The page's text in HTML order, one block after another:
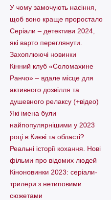
У чому замочують насіння,
щоб воно краще проростало
Серіали – детективи 2024,
які варто пеpеглянути.
Захоплюючі новинки
Кінний клуб «Соломахине
Ранчо» – вдале місце для
активного дозвілля та
душевного релаксу (+відео)
Які імена були
найпопулярнішими у 2023
році в Києві та області?
Реальні історії кохання. Нові
фільми про відомих людей
Кіноновинки 2023: серіали-
трилери з нетиповими
сюжетами